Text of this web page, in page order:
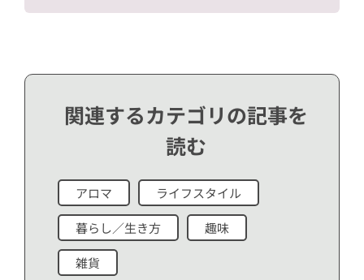
関連するカテゴリの記事を
読む
アロマ ライフスタイル
暮らし／生き方 趣味
雑貨